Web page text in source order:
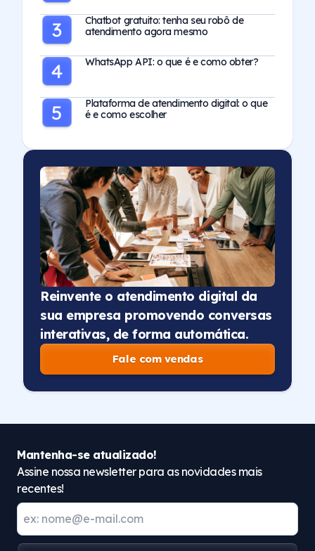
Chatbot gratuito: tenha seu robô de
atendimento agora mesmo
WhatsApp API: o que é e como obter?
Plataforma de atendimento digital: o que
é e como escolher
Reinvente o atendimento digital da
sua empresa promovendo conversas
interativas, de forma automática.
Fale com vendas
Mantenha-se atualizado!
Assine nossa newsletter para as novidades mais
recentes!